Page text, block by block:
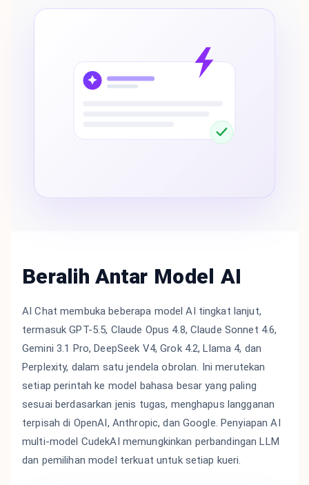
Beralih Antar Model AI
AI Chat membuka beberapa model AI tingkat lanjut,
termasuk GPT-5.5, Claude Opus 4.8, Claude Sonnet 4.6,
Gemini 3.1 Pro, DeepSeek V4, Grok 4.2, Llama 4, dan
Perplexity, dalam satu jendela obrolan. Ini merutekan
setiap perintah ke model bahasa besar yang paling
sesuai berdasarkan jenis tugas, menghapus langganan
terpisah di OpenAI, Anthropic, dan Google. Penyiapan AI
multi-model CudekAI memungkinkan perbandingan LLM
dan pemilihan model terkuat untuk setiap kueri.